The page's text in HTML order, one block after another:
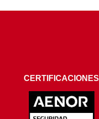
CERTIFICACIONES